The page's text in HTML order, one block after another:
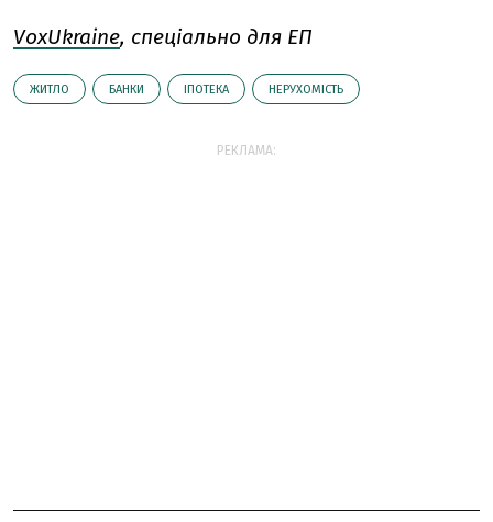
VoxUkraine, спеціально для ЕП
ЖИТЛО БАНКИ ІПОТЕКА НЕРУХОМІСТЬ
РЕКЛАМА: